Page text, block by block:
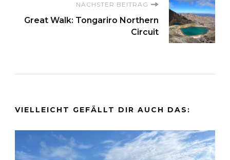
NÄCHSTER BEITRAG
Great Walk: Tongariro Northern
Circuit
VIELLEICHT GEFÄLLT DIR AUCH DAS: